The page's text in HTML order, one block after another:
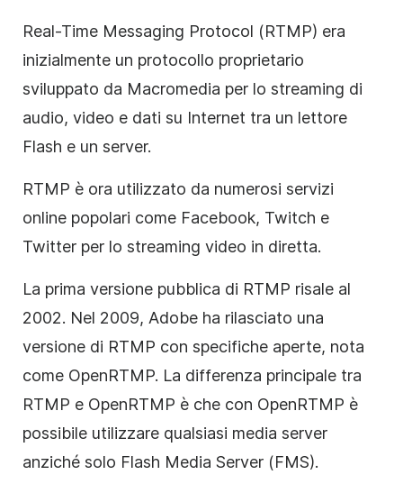
Real-Time Messaging Protocol (RTMP) era
inizialmente un protocollo proprietario
sviluppato da Macromedia per lo streaming di
audio, video e dati su Internet tra un lettore
Flash e un server.
RTMP è ora utilizzato da numerosi servizi
online popolari come Facebook, Twitch e
Twitter per lo streaming video in diretta.
La prima versione pubblica di RTMP risale al
2002. Nel 2009, Adobe ha rilasciato una
versione di RTMP con specifiche aperte, nota
come OpenRTMP. La differenza principale tra
RTMP e OpenRTMP è che con OpenRTMP è
possibile utilizzare qualsiasi media server
anziché solo Flash Media Server (FMS).